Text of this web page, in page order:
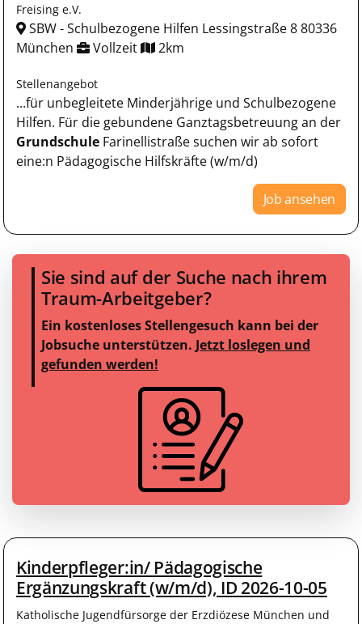
Freising e.V.
SBW - Schulbezogene Hilfen Lessingstraße 8 80336
München
Vollzeit 2km
Stellenangebot
...für unbegleitete Minderjährige und Schulbezogene
Hilfen. Für die gebundene Ganztagsbetreuung an der
Grundschule Farinellistraße suchen wir ab sofort
eine:n Pädagogische Hilfskräfte (w/m/d)
Job ansehen
Sie sind auf der Suche nach ihrem
Traum-Arbeitgeber?
Ein kostenloses Stellengesuch kann bei der
Jobsuche unterstützen. Jetzt loslegen und
gefunden werden!
Kinderpfleger:in/ Pädagogische
Ergänzungskraft (w/m/d), ID 2026-10-05
Katholische Jugendfürsorge der Erzdiözese München und